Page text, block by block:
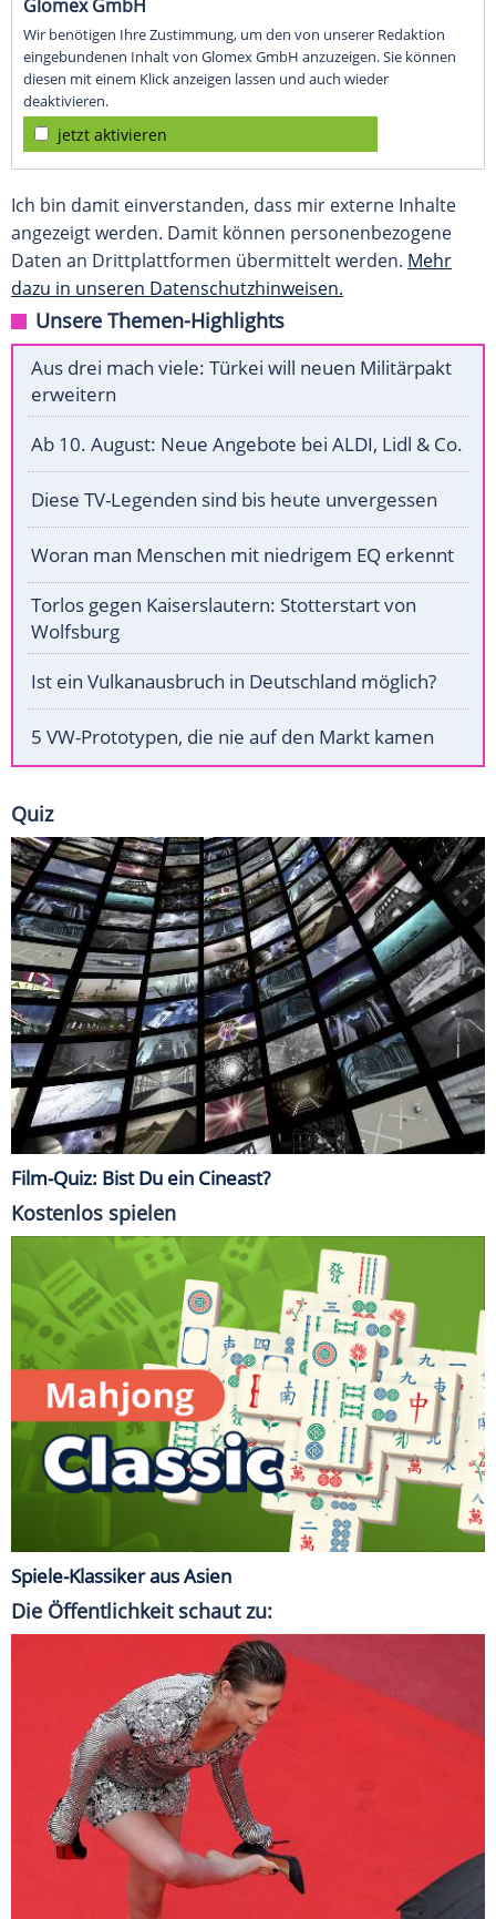
Glomex GmbH
Wir benötigen Ihre Zustimmung, um den von unserer Redaktion
eingebundenen Inhalt von Glomex GmbH anzuzeigen. Sie können
diesen mit einem Klick anzeigen lassen und auch wieder
deaktivieren.
jetzt aktivieren
Ich bin damit einverstanden, dass mir externe Inhalte
angezeigt werden. Damit können personenbezogene
Daten an Drittplattformen übermittelt werden. Mehr
dazu in unseren Datenschutzhinweisen.
Unsere Themen-Highlights
Aus drei mach viele: Türkei will neuen Militärpakt
erweitern
Ab 10. August: Neue Angebote bei ALDI, Lidl & Co.
Diese TV-Legenden sind bis heute unvergessen
Woran man Menschen mit niedrigem EQ erkennt
Torlos gegen Kaiserslautern: Stotterstart von
Wolfsburg
Ist ein Vulkanausbruch in Deutschland möglich?
5 VW-Prototypen, die nie auf den Markt kamen
Quiz
Film-Quiz: Bist Du ein Cineast?
Kostenlos spielen
Spiele-Klassiker aus Asien
Die Öffentlichkeit schaut zu: